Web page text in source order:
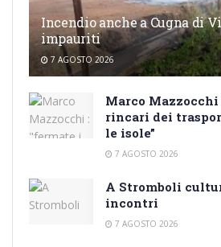
Incendio anche a Cugna di
impauriti
7 AGOSTO 2026
Marco Mazzocchi
rincari dei
le isole”
7 AGOSTO 2026
A Stromboli
incontri
7 AGOSTO 2026